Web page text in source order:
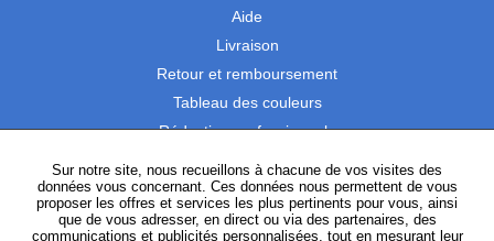
Aide
Livraison
Retour et remboursement
Tableau des couleurs
Réduction professionnels
Catalogues
Satisfaction Clients
Sur notre site, nous recueillons à chacune de vos visites des
données vous concernant. Ces données nous permettent de vous
proposer les offres et services les plus pertinents pour vous, ainsi
que de vous adresser, en direct ou via des partenaires, des
communications et publicités personnalisées, tout en mesurant leur